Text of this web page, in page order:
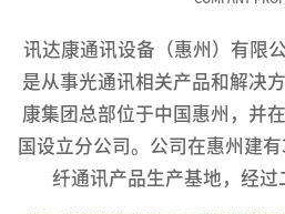
讯达康通讯设备（惠州）有限
是从事光通讯相关产品和解决
康集团总部位于中国惠州，并
国设立分公司。公司在惠州建
纤通讯产品生产基地，经